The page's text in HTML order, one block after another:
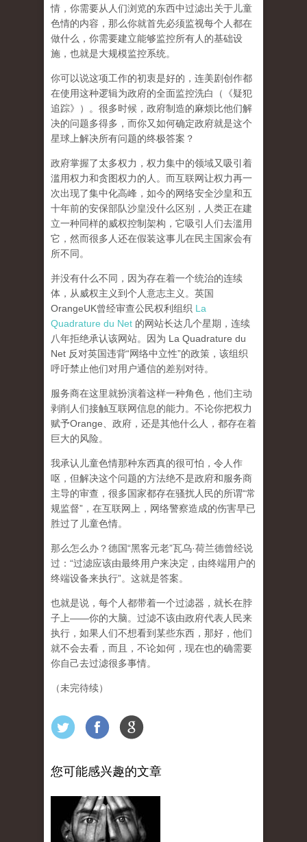
情，你需要从人们浏览的东西中过滤出关于儿童
色情的内容，那么你就首先必须监视每个人都在
做什么，你需要建立能够监控所有人的基础设
施，也就是大规模监控系统。
你可以说这项工作的初衷是好的，连美剧创作都
在使用这种逻辑为政府的全面监控洗白（《疑犯
追踪》）。 很多时候，政府制造的麻烦比他们解
决的问题多得多，而你又如何确定政府就是这个
星球上解决所有问题的终极答案？
政府掌握了太多权力，权力集中的领域又吸引着
滥用权力和贪图权力的人。而互联网让权力再一
次出现了集中化高峰， 如今的网络安全沙皇和五
十年前的安保部队沙皇没什么区别，人类正在建
立一种同样的威权控制架构，它吸引人们去滥用
它，然而很多人还在假装这事儿在民主国家会有
所不同。
并没有什么不同，因为存在着一个统治的连续
体，从威权主义到个人意志主义。英国
OrangeUK曾经审查公民权利组织 La
Quadrature du Net 的网站长达几个星期，连续
八年拒绝承认该网站。因为 La Quadrature du
Net 反对英国违背“网络中立性”的政策，该组织
呼吁禁止他们对用户通信的差别对待。
服务商在这里就扮演着这样一种角色，他们主动
剥削人们接触互联网信息的能力。不论你把权力
赋予Orange、政府，还是其他什么人，都存在着
巨大的风险。
我承认儿童色情那种东西真的很可怕，令人作
呕，但解决这个问题的方法绝不是政府和服务商
主导的审查，很多国家都存在骚扰人民的所谓“常
规监督”，在互联网上，网络警察造成的伤害早已
胜过了儿童色情。
那么怎么办？德国“黑客元老”瓦乌·荷兰德曾经说
过：“过滤应该由最终用户来决定，由终端用户的
终端设备来执行”。这就是答案。
也就是说，每个人都带着一个过滤器，就长在脖
子上——你的大脑。过滤不该由政府代表人民来
执行，如果人们不想看到某些东西，那好，他们
就不会去看，而且，不论如何，现在也的确需要
你自己去过滤很多事情。
（未完待续）
您可能感兴趣的文章